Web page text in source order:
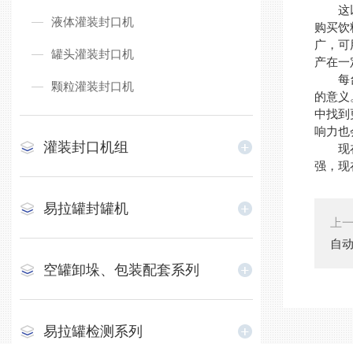
液体灌装封口机
罐头灌装封口机
颗粒灌装封口机
灌装封口机组
易拉罐封罐机
空罐卸垛、包装配套系列
易拉罐检测系列
这以
购买
广，
产在
每台
的意
中找到
响力也
现在
强，现
上
自